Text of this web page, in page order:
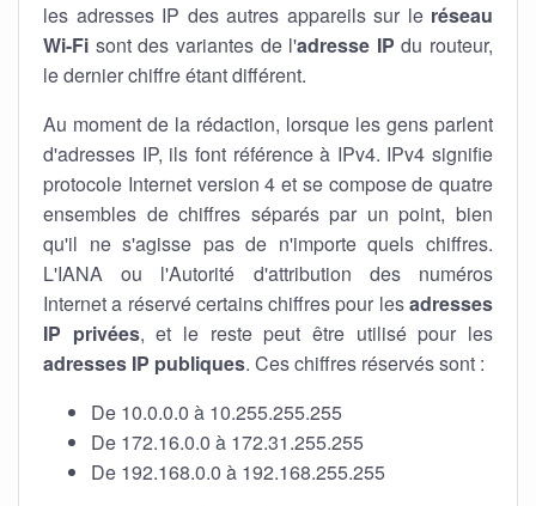
les adresses IP des autres appareils sur le réseau
Wi-Fi sont des variantes de l'adresse IP du routeur,
le dernier chiffre étant différent.
Au moment de la rédaction, lorsque les gens parlent
d'adresses IP, ils font référence à IPv4. IPv4 signifie
protocole Internet version 4 et se compose de quatre
ensembles de chiffres séparés par un point, bien
qu'il ne s'agisse pas de n'importe quels chiffres.
L'IANA ou l'Autorité d'attribution des numéros
Internet a réservé certains chiffres pour lesadresses
IP privées, et le reste peut être utilisé pour les
adresses IP publiques. Ces chiffres réservés sont :
De 10.0.0.0 à 10.255.255.255
De 172.16.0.0 à 172.31.255.255
De 192.168.0.0 à 192.168.255.255